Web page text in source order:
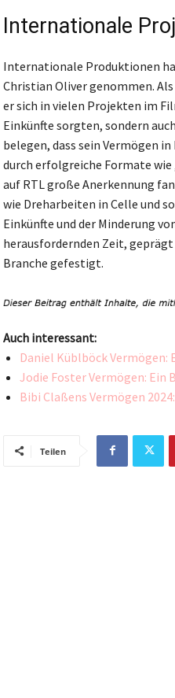
Internationale
Internationale Produktionen
Christian Oliver genommen.
er sich in vielen Projekten im
Einkünfte sorgten, sondern
belegen, dass sein Vermögen
durch erfolgreiche Formate wie
auf RTL große Anerkennung
wie Dreharbeiten in Celle und
Einkünfte und der Minderung
herausfordernden Zeit,
Branche gefestigt.
Auch interessant:
Daniel Küblböck
Jodie Foster Vermögen: Ein
Bibi Claßens Vermögen
Teilen